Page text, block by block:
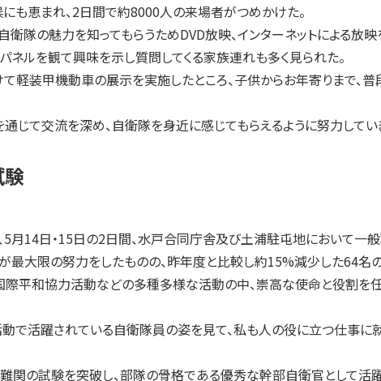
も恵まれ、2日間で約8000人の来場者がつめかけた。
隊の魅力を知ってもらうためDVD放映、インターネットによる放
ルを観て興味を示し質問してくる家族連れも多く見られた。
装甲機動車の展示を実施したところ、子供からお年寄りまで、
て交流を深め、自衛隊を身近に感じてもらえるように努力していき
月14日・15日の2日間、水戸合同庁舎及び土浦駐屯地において一
最大限の努力をしたものの、昨年度と比較し約15%減少した64名
際平和協力活動などの多種多様な活動の中、崇高な使命と役割
で活躍されている自衛隊員の姿を見て、私も人の役に立つ仕事に
の試験を突破し、部隊の骨格である優秀な幹部自衛官として活躍